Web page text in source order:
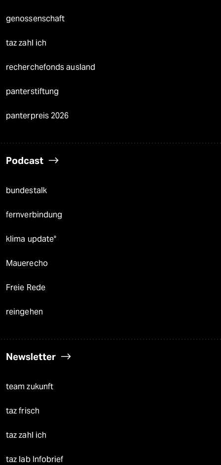
genossenschaft
taz zahl ich
recherchefonds ausland
panterstiftung
panterpreis 2026
Podcast
bundestalk
fernverbindung
klima update°
Mauerecho
Freie Rede
reingehen
Newsletter
team zukunft
taz frisch
taz zahl ich
taz lab Infobrief